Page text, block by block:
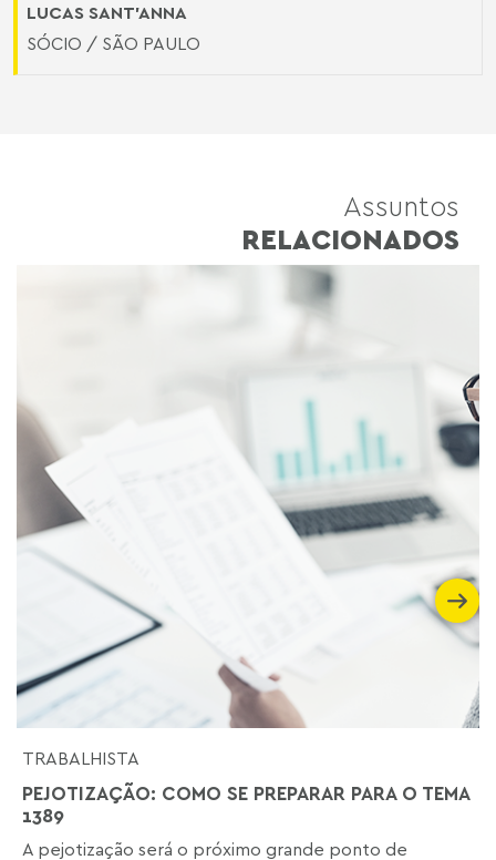
LUCAS SANT'ANNA
SÓCIO / SÃO PAULO
Assuntos
RELACIONADOS
TRABALHISTA
PEJOTIZAÇÃO: COMO SE PREPARAR PARA O TEMA
1389
A pejotização será o próximo grande ponto de